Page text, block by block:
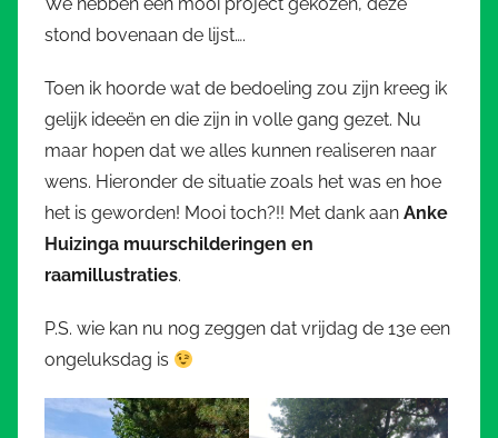
We hebben een mooi project gekozen, deze
stond bovenaan de lijst….
Toen ik hoorde wat de bedoeling zou zijn kreeg ik
gelijk ideeën en die zijn in volle gang gezet. Nu
maar hopen dat we alles kunnen realiseren naar
wens. Hieronder de situatie zoals het was en hoe
het is geworden! Mooi toch?!! Met dank aan Anke
Huizinga muurschilderingen en
raamillustraties.
P.S. wie kan nu nog zeggen dat vrijdag de 13e een
ongeluksdag is